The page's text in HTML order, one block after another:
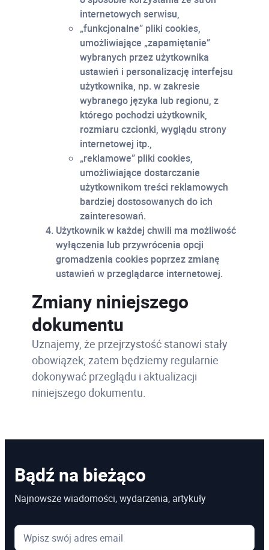
internetowych serwisu,
„funkcjonalne” pliki cookies,
umożliwiające „zapamiętanie”
wybranych przez użytkownika
ustawień i personalizację interfejsu
użytkownika, np. w zakresie
wybranego języka lub regionu, z
którego pochodzi użytkownik,
rozmiaru czcionki, wyglądu strony
internetowej itp.,
„reklamowe” pliki cookies,
umożliwiające dostarczanie
użytkownikom treści reklamowych
bardziej dostosowanych do ich
zainteresowań.
Użytkownik w każdej chwili ma możliwość
wyłączenia lub przywrócenia opcji
gromadzenia cookies poprzez zmianę
ustawień w przeglądarce internetowej.
Zmiany niniejszego
dokumentu
Uznajemy, że przejrzystość stanowi stały
obowiązek, zatem będziemy regularnie
dokonywać przeglądu i aktualizacji
niniejszego dokumentu.
Bądź na bieżąco
Najnowsze wiadomości, wydarzenia, artykuły